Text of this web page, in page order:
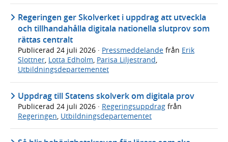
Regeringen ger Skolverket i uppdrag att utveckla
och tillhandahålla digitala nationella slutprov som
rättas centralt
Publicerad 24 juli 2026 · Pressmeddelande från Erik
Slottner, Lotta Edholm, Parisa Liljestrand,
Utbildningsdepartementet
Uppdrag till Statens skolverk om digitala prov
Publicerad 24 juli 2026 · Regeringsuppdrag från
Regeringen, Utbildningsdepartementet